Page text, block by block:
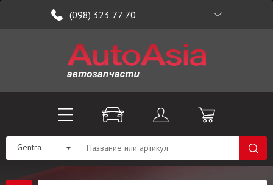
(098) 323 77 70
Gentra